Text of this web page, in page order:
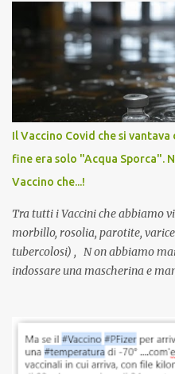
pandemia. Un interrogativo che
ancora il coraggio di pensare
anti-Covid, un pro-farmaco, con
sviluppato in tempi record, con
larga scala, ancora oggetto di
internazionale serve solo una
anche a persone sane, giovani,
serve una prescrizione. Non c’è
L’unico atto richiesto è una fi...
Il Vaccino Covid che si
fine era solo "Acqua Sporca".
Vaccino che...!
Tra tutti i Vaccini che abbiamo
morbillo, rosolia, parotite,
tubercolosi) , N on abbiamo
indossare una mascherina e
vaccinazione. Non avevamo
sconti, incentivi per vaccinarsi.
discriminazioni per coloro che